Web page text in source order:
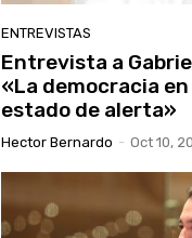
ENTREVISTAS
Entrevista a
«La democracia
estado de alerta»
Hector Bernardo - Oct 10,